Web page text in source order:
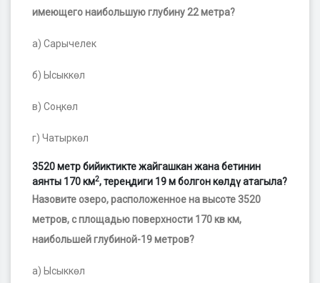
имеющего наибольшую глубину 22 метра?
а) Сарычелек
б) Ысыккөл
в) Соңкөл
г) Чатыркөл
3520 метр бийиктикте жайгашкан жана бетинин
аянты 170 км2, тереңдиги 19 м болгон көлдү атагыла?
Назовите озеро, расположенное на высоте 3520
метров, с площадью поверхности 170 кв км,
наибольшей глубиной-19 метров?
а) Ысыккөл